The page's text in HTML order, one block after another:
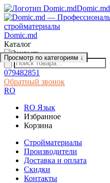
Domic.md
Domic.md
Каталог
079482851
Обратный звонок
RO
RO Язык
Избранное
Корзина
Cтройматериалы
Производители
Доставка и оплата
Скидки
Контакты
Просмотр по категориям ↓